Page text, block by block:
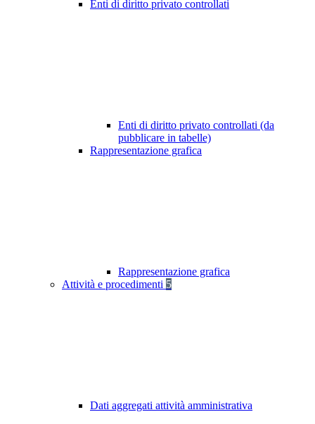
Enti di diritto privato controllati
Enti di diritto privato controllati (da
pubblicare in tabelle)
Rappresentazione grafica
Rappresentazione grafica
Attività e procedimenti 5
Dati aggregati attività amministrativa